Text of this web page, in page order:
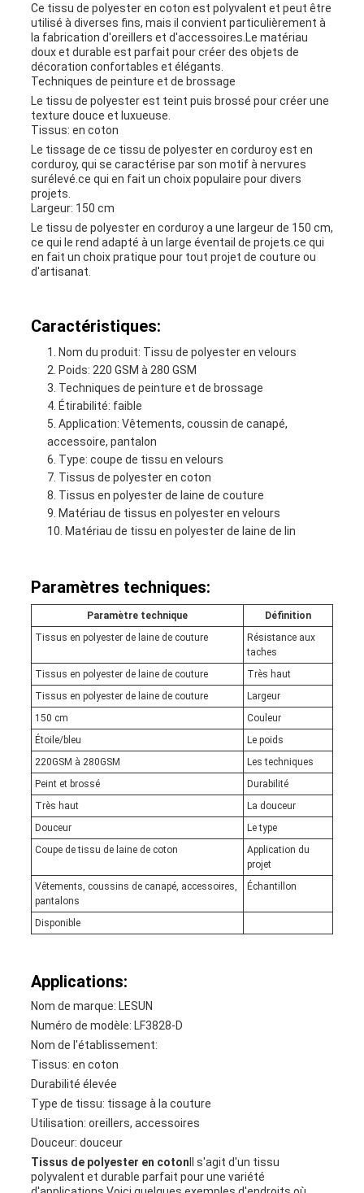
PRIVACY
POLICY
Ce tissu de polyester en coton est polyvalent et peut être
utilisé à diverses fins, mais il convient particulièrement à
la fabrication d'oreillers et d'accessoires.Le matériau
doux et durable est parfait pour créer des objets de
décoration confortables et élégants.
Techniques de peinture et de brossage
Le tissu de polyester est teint puis brossé pour créer une
texture douce et luxueuse.
Tissus: en coton
Le tissage de ce tissu de polyester en corduroy est en
corduroy, qui se caractérise par son motif à nervures
surélevé.ce qui en fait un choix populaire pour divers
projets.
Largeur: 150 cm
Le tissu de polyester en corduroy a une largeur de 150 cm,
ce qui le rend adapté à un large éventail de projets.ce qui
en fait un choix pratique pour tout projet de couture ou
d'artisanat.
Caractéristiques:
Nom du produit: Tissu de polyester en velours
Poids: 220 GSM à 280 GSM
Techniques de peinture et de brossage
Étirabilité: faible
Application: Vêtements, coussin de canapé,
accessoire, pantalon
Type: coupe de tissu en velours
Tissus de polyester en coton
Tissus en polyester de laine de couture
Matériau de tissus en polyester en velours
Matériau de tissu en polyester de laine de lin
Paramètres techniques:
Paramètre technique
Définition
Tissus en polyester de laine de couture
Résistance aux
taches
Tissus en polyester de laine de couture
Très haut
Tissus en polyester de laine de couture
Largeur
150 cm
Couleur
Étoile/bleu
Le poids
220GSM à 280GSM
Les techniques
Peint et brossé
Durabilité
Très haut
La douceur
Douceur
Le type
Coupe de tissu de laine de coton
Application du
projet
Vêtements, coussins de canapé, accessoires,
pantalons
Échantillon
Disponible
Applications:
Nom de marque: LESUN
Numéro de modèle: LF3828-D
Nom de l'établissement:
Tissus: en coton
Durabilité élevée
Type de tissu: tissage à la couture
Utilisation: oreillers, accessoires
Douceur: douceur
Tissus de polyester en coton Il s'agit d'un tissu
polyvalent et durable parfait pour une variété